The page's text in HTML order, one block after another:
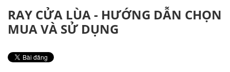
RAY CỬA LÙA - HƯỚNG DẪN CHỌN
MUA VÀ SỬ DỤNG